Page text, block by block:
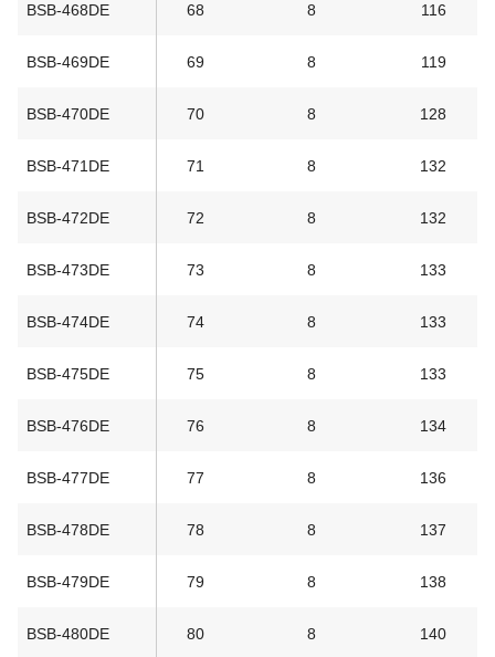
BSB-468DE 68 8 116
BSB-469DE 69 8 119
BSB-470DE 70 8 128
BSB-471DE 71 8 132
BSB-472DE 72 8 132
BSB-473DE 73 8 133
BSB-474DE 74 8 133
BSB-475DE 75 8 133
BSB-476DE 76 8 134
BSB-477DE 77 8 136
BSB-478DE 78 8 137
BSB-479DE 79 8 138
BSB-480DE 80 8 140